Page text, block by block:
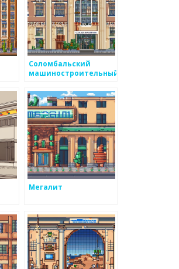
Соломбальский
машиностроительный
Мегалит